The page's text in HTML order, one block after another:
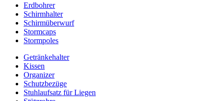
Erdbohrer
Schirmhalter
Schirmüberwurf
Stormcaps
Stormpoles
Getränkehalter
Kissen
Organizer
Schutzbezüge
Stuhlaufsatz für Liegen